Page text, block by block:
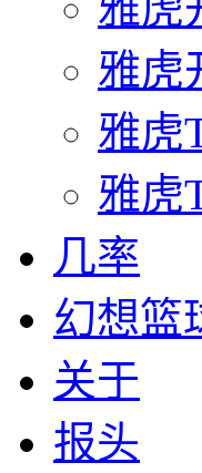
雅虎
雅虎
雅虎
几率
幻想篮
关于
报头